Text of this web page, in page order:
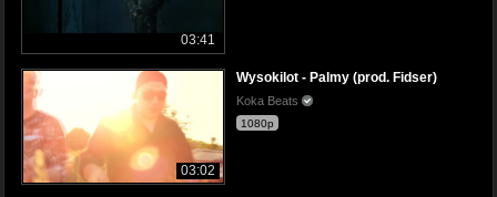
03:41
03:02
Wysokilot - Palmy (prod. Fidser)
Koka Beats
1080p